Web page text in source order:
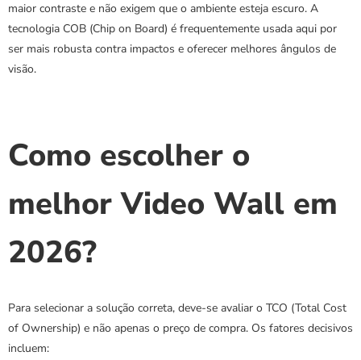
maior contraste e não exigem que o ambiente esteja escuro. A
tecnologia COB (Chip on Board) é frequentemente usada aqui por
ser mais robusta contra impactos e oferecer melhores ângulos de
visão.
Como escolher o
melhor Video Wall em
2026?
Para selecionar a solução correta, deve-se avaliar o TCO (Total Cost
of Ownership) e não apenas o preço de compra. Os fatores decisivos
incluem: